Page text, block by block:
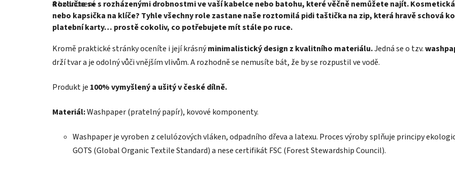
produktu
je
5,0
z
hvězdiček.
4 hodnocení
Rozlučte se s rozházenými drobnostmive vaší kabelce nebo batohu, které věčně nemůžete najít.
nebo kapsička na klíče? Tyhle všechny role zastane našeroztomilá pidi taštička na zip, která hravě schová
platební karty… prostě cokoliv, co potřebujete mít stále po ruce.
Kromě praktické stránky oceníte i její krásnýminimalistický design z kvalitního materiálu.Jedná se o tzv.
drží tvar a je odolný vůči vnějším vlivům. A rozhodně se nemusíte bát, že by se rozpustil ve vodě.
Produkt je 100% vymyšlený a ušitý v české dílně.
Materiál:Washpaper (pratelný papír), kovové komponenty.
Washpaper je vyroben z celulózových vláken, odpadního dřeva a latexu. Proces výroby splňuje principy
GOTS (Global Organic Textile Standard) a nese certifikát FSC (Forest Stewardship Council).